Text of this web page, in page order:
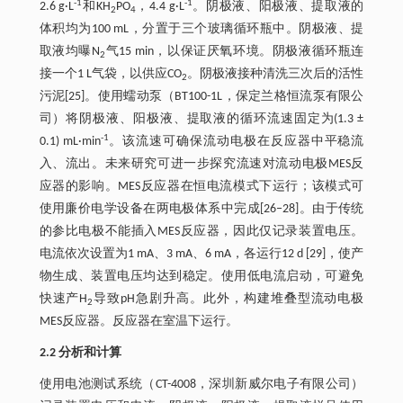
2.6 g·L-1和KH2PO4，4.4 g·L-1。阴极液、阳极液、提取液的
体积均为100 mL，分置于三个玻璃循环瓶中。阴极液、提
取液均曝N2气15 min，以保证厌氧环境。阴极液循环瓶连
接一个1 L气袋，以供应CO2。阴极液接种清洗三次后的活性
污泥[25]。使用蠕动泵（BT100-1L，保定兰格恒流泵有限公
司）将阴极液、阳极液、提取液的循环流速固定为(1.3 ±
0.1) mL·min-1。该流速可确保流动电极在反应器中平稳流
入、流出。未来研究可进一步探究流速对流动电极MES反
应器的影响。MES反应器在恒电流模式下运行；该模式可
使用廉价电学设备在两电极体系中完成[26‒28]。由于传统
的参比电极不能插入MES反应器，因此仅记录装置电压。
电流依次设置为1 mA、3 mA、6 mA，各运行12 d [29]，使产
物生成、装置电压均达到稳定。使用低电流启动，可避免
快速产H2导致pH急剧升高。此外，构建堆叠型流动电极
MES反应器。反应器在室温下运行。
2.2 分析和计算
使用电池测试系统（CT-4008，深圳新威尔电子有限公司）